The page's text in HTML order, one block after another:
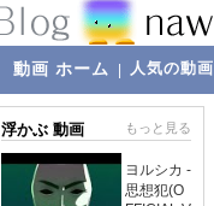
動画 ホーム 人気の動画
浮かぶ 動画 もっと見る
ヨルシカ -
思想犯(O